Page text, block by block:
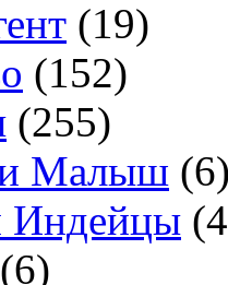
(19)
(152)
(255)
и Малыш
Индейцы
(6)